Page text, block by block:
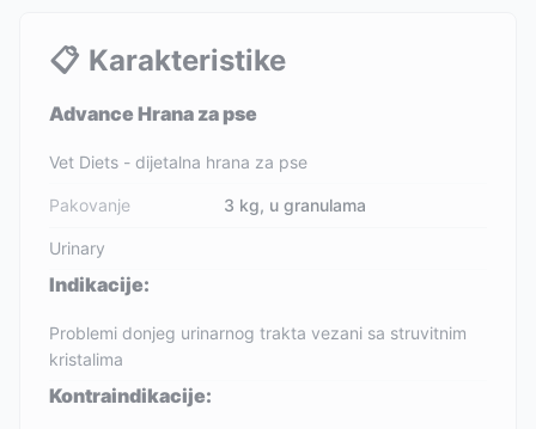
📋 Karakteristike
Advance Hrana za pse
Vet Diets - dijetalna hrana za pse
Pakovanje 3 kg, u granulama
Urinary
Indikacije:
Problemi donjeg urinarnog trakta vezani sa struvitnim
kristalima
Kontraindikacije: